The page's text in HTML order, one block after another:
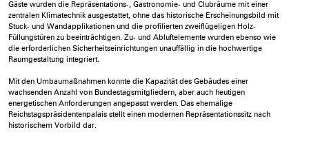
Gäste wurden die Repräsentations-, Gastronomie- und Clubräume mit einer
zentralen Klimatechnik ausgestattet, ohne das historische Erscheinungsbild mit
Stuck- und Wandapplikationen und die profilierten zweiflügeligen Holz-
Füllungstüren zu beeinträchtigen. Zu- und Abluftelemente wurden ebenso wie
die erforderlichen Sicherheitseinrichtungen unauffällig in die hochwertige
Raumgestaltung integriert.
Mit den Umbaumaßnahmen konnte die Kapazität des Gebäudes einer
wachsenden Anzahl von Bundestagsmitgliedern, aber auch heutigen
energetischen Anforderungen angepasst werden. Das ehemalige
Reichstagspräsidentenpalais stellt einen modernen Repräsentationssitz nach
historischem Vorbild dar.